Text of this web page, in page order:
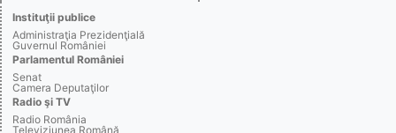
Instituţii publice
Administraţia Prezidenţială
Guvernul României
Parlamentul României
Senat
Camera Deputaţilor
Radio şi TV
Radio România
Televiziunea Română